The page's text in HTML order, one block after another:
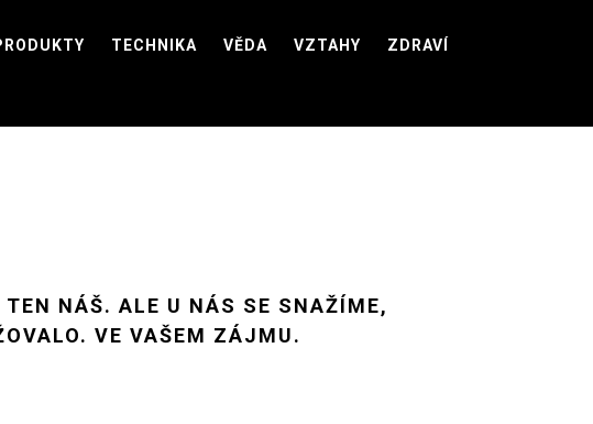
TECHNIKA VĚDA VZTAHY ZDRAVÍ
NÁŠ. ALE U NÁS SE SNAŽÍME,
VE VAŠEM ZÁJMU.